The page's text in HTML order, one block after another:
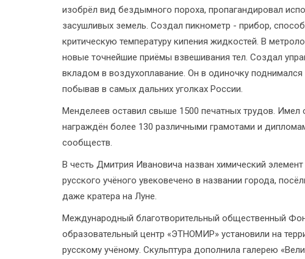
изобрёл вид бездымного пороха, пропагандировал
засушливых земель. Создал пикнометр - прибор,
критическую температуру кипения жидкостей. В
новые точнейшие приёмы взвешивания тел. Создал
вкладом в воздухоплавание. Он в одиночку
побывав в самых дальних уголках России.
Менделеев оставил свыше 1500 печатных трудов. Имел
награждён более 130 различными грамотами и
сообществ.
В честь Дмитрия Ивановича назван химический
русского учёного увековечено в названии города,
даже кратера на Луне.
Международный благотворительный общественный
образовательный центр «ЭТНОМИР» установили на
русскому учёному. Скульптура дополнила галерею